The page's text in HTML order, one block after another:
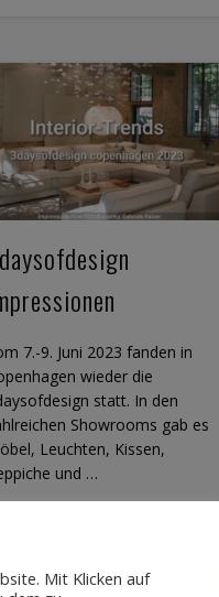
7.-9. Juni 2023 fanden in
wieder die
statt. In den
Showrooms gab es
Leuchten, Kissen,
und …
Mit Klicken auf